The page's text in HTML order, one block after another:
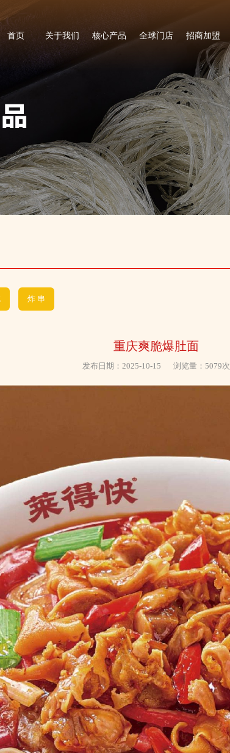
首页 关于我们 核心产品 全球门店 招商加盟
炸 串
重庆爽脆爆肚面
发布日期：2025-10-15 浏览量：5079次